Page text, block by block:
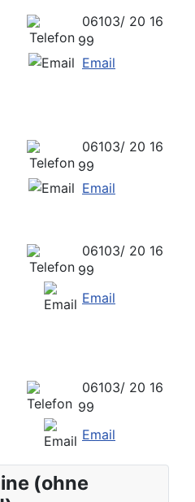
06103/ 20 16
99
Email
06103/ 20 16
99
Email
06103/ 20 16
99
Email
06103/ 20 16
99
Email
(ohne